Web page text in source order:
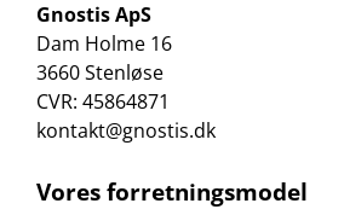
Gnostis ApS
Dam Holme 16
3660 Stenløse
CVR: 45864871
kontakt@gnostis.dk
Vores forretningsmodel